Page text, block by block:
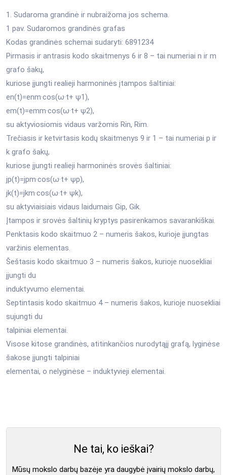
1. Sudaroma grandinė ir nubraižoma jos schema.
1 pav. Sudaromos grandinės grafas
Kodas grandinės schemai sudaryti: 6891234
Pirmasis ir antrasis kodo skaitmenys 6 ir 8 – tai numeriai n ir m
grafo šakų,
kuriose įjungti realieji harmoninės įtampos šaltiniai:
en(t)=enm·cos(ω·t+ ψ1),
em(t)=emm·cos(ω·t+ ψ2),
su aktyviosiomis vidaus varžomis Rin, Rim.
Trečiasis ir ketvirtasis kodų skaitmenys 9 ir 1 – tai numeriai p ir
k grafo šakų,
kuriose įjungti realieji harmoninės srovės šaltiniai:
jp(t)=jpm·cos(ω·t+ ψp),
jk(t)=jkm·cos(ω·t+ ψk),
su aktyviaisiais vidaus laidumais Gip, Gik.
Įtampos ir srovės šaltinių kryptys pasirenkamos savarankiškai.
Penktasis kodo skaitmuo 2 – numeris šakos, kurioje įjungtas
varžinis elementas.
Šeštasis kodo skaitmuo 3 – numeris šakos, kurioje nuosekliai
įjungti du
induktyvumo elementai.
Septintasis kodo skaitmuo 4 – numeris šakos, kurioje nuosekliai
sujungti du
talpiniai elementai.
Visose kitose grandinės, atitinkančios nurodytąjį grafą, lyginėse
šakose įjungti talpiniai
elementai, o nelyginėse – induktyvieji elementai.
Ne tai, ko ieškai?
Mūsų mokslo darbų bazėje yra daugybė įvairių mokslo darbų,